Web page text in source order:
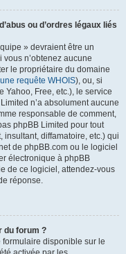
ou d’ordres légaux liés
» devraient être un
n’obtenez aucune
le propriétaire du domaine
une requête WHOIS), ou, si
Yahoo, Free, etc.), le service
n’a absolument aucune
responsable de comment,
phpBB Limited pour tout
insultant, diffamatoire, etc.) qui
de phpBB.com ou le logiciel
électronique à phpBB
de ce logiciel, attendez-vous
réponse.
du forum ?
disponible sur le